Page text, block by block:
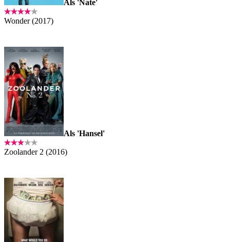
Als 'Nate'
Wonder (2017)
Als 'Hansel'
Zoolander 2 (2016)